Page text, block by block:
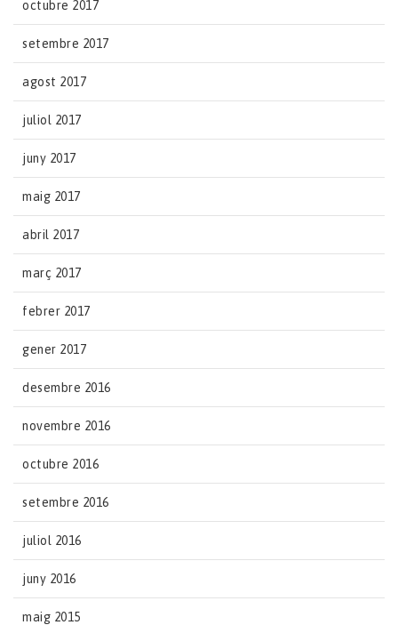
octubre 2017
setembre 2017
agost 2017
juliol 2017
juny 2017
maig 2017
abril 2017
març 2017
febrer 2017
gener 2017
desembre 2016
novembre 2016
octubre 2016
setembre 2016
juliol 2016
juny 2016
maig 2015